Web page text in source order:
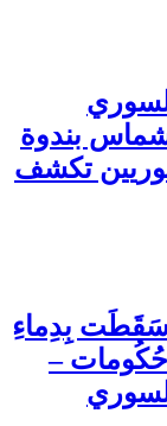
بندوة
تكشف
سَقَطَت بِدِماءِ
حُكُومات –